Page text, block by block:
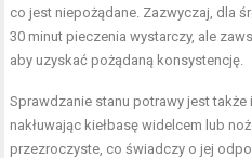
co jest niepożądane. Zazwyczaj, dla
30 minut pieczenia wystarczy, ale
aby uzyskać pożądaną konsystencję.
Sprawdzanie stanu potrawy jest
nakłuwając kiełbasę widelcem lub
przezroczyste, co świadczy o jej